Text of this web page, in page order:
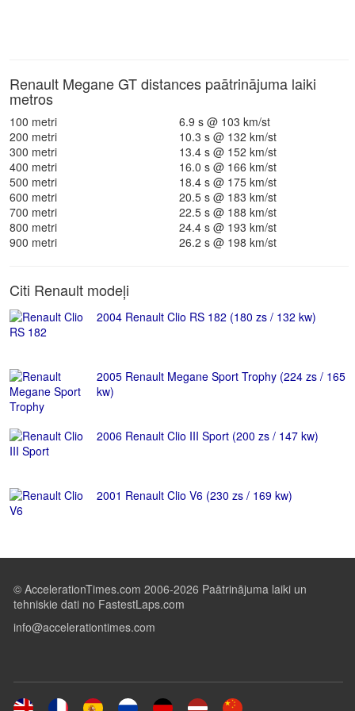
Renault Megane GT distances paātrinājuma laiki
metros
100 metri
6.9 s @ 103 km/st
200 metri
10.3 s @ 132 km/st
300 metri
13.4 s @ 152 km/st
400 metri
16.0 s @ 166 km/st
500 metri
18.4 s @ 175 km/st
600 metri
20.5 s @ 183 km/st
700 metri
22.5 s @ 188 km/st
800 metri
24.4 s @ 193 km/st
900 metri
26.2 s @ 198 km/st
Citi Renault modeļi
2004 Renault Clio RS 182 (180 zs / 132 kw)
2005 Renault Megane Sport Trophy (224 zs / 165
kw)
2006 Renault Clio III Sport (200 zs / 147 kw)
2001 Renault Clio V6 (230 zs / 169 kw)
© AccelerationTimes.com 2006-2026 Paātrinājuma laiki un
tehniskie dati no FastestLaps.com
info@accelerationtimes.com